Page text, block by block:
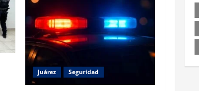
Juárez Seguridad